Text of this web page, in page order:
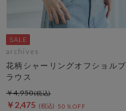
archives
花柄シャーリングオフショルブ
ラウス
￥2,475 50％OFF
￥4,950